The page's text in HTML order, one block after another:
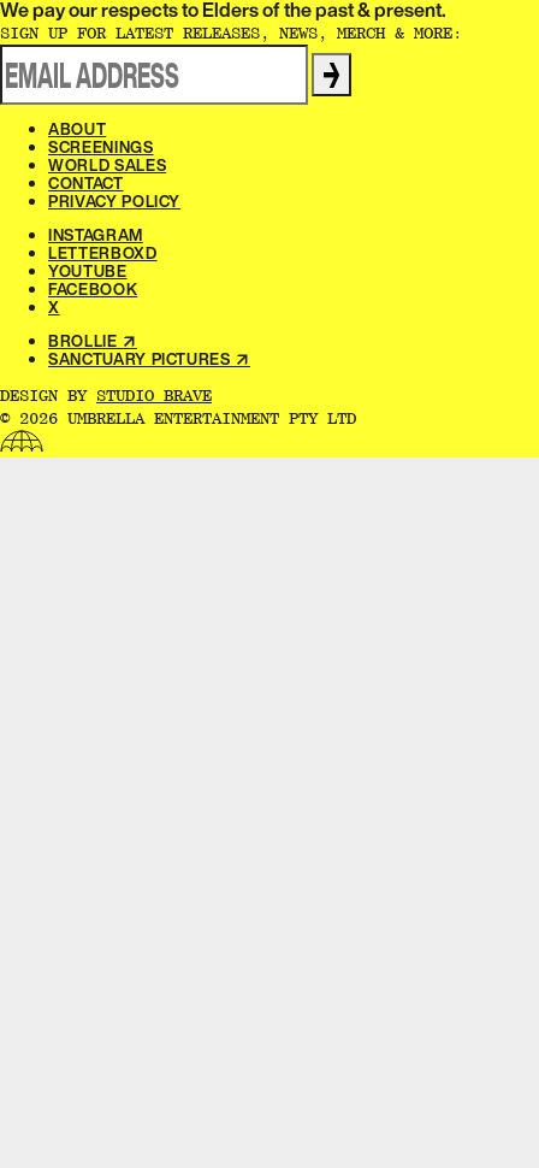
We pay our respects to Elders of the past & present.​​​​‌ ‍ ​‍​‍‌‍ ‌ ​‍‌‍‍‌‌‍‌ ‌‍‍‌‌‍ ‍​‍​‍​ ‍‍​‍​‍‌ ​ ‌‍​‌‌‍ ‍‌‍‍‌‌ ‌​‌ ‍‌​‍ ‍‌‍‍‌‌‍ ​‍​‍​‍ ​​‍​‍‌‍‍​‌ ​‍‌‍‌‌‌‍‌‍​‍​‍​ ‍‍​‍​‍‌‍‍​‌ ‌​‌ ‌​‌ ​​‌ ​ ​ ‍‍​‍ ​‍ ‌ ‌‌‌‍ ‌‌‍​‍‌ ​‍‌‍‌‌‌‍ ​‌‍ ​‌‍​‌​‍ ‍‌ ​ ‌‍​‌‌‍ ‍‌‍‍‌‌ ‌​‌ ‍‌​‍ ‍‌ ​ ‌ ‌​‌ ‌‌‌‍‌​‌‍‍‌‌‍ ​‍ ‌‍‍‌‌‍ ‍‌ ‌​‌‍‌‌‌‍ ‍‌ ‌​​‍ ‌‍‌‌‌‍‌​‌‍‍‌‌ ‌​​‍ ‌‍ ‌‌‍ ‌‍‌​‌‍‌‌​ ‌‌ ​​‌ ​‍‌‍‌‌‌ ​ ‌‍‌‌‌‍ ‍‌ ‌​‌‍​‌‌ ‌​‌‍‍‌‌‍ ‌‍ ‍​ ‍ ‌‍‍‌‌‍‌​​ ‌‌ ​ ‌‍‍‌‌ ‌​‌‍‌‌‌‌​ ‌‍‌‌‌ ‌​‌ ‌​‌‍‍‌‌‍ ‍‌‍‌ ‌ ​ ​ ‍ ‌ ‌​‌ ‍‌‌ ​​‌‍‌‌​ ‌‌ ​ ‌‍‍‌‌ ‌​‌‍‌‌‌‌​ ‌‍‌‌‌ ‌​‌ ‌​‌‍‍‌‌‍ ‍‌‍‌ ‌ ​ ​ ‍ ‌ ​​‌‍​‌‌ ‌​‌‍‍​​ ‌‌‍‌‍‌‍ ‌‍ ‌ ‌​‌‍‌‌‌ ​‍‌​​‌‌‍​ ‌‍‍ ‌‍ ‍‌‍ ‌ ‌ ‌‍ ​‌‍‌‌‌‍‌​‌‍‌ ‌‍‌‌‌‍ ‌‌‍‌‌‌‍ ‍‌ ‌​​‍‌‌​ ‌‌‌​​‍‌‌ ‌‍‍ ‌‍‌‌‌ ‍‌​‍‌‌​ ​ ‌​‌​​‍‌‌​ ​ ‌​‌​​‍‌‌​ ​‍​ ​‍​ ‌‌​ ​‌​ ​ ​ ‌‍​ ‍‌​ ​‌​ ​ ​ ​ ‌‍‌‍​ ‍​​ ‌​​ ​‌​‍‌‌​ ​‍​ ​‍​‍‌‌​ ‌‌‌​‌​​‍ ‍‌‍​ ‌‍‍​‌‍‍‌‌‍ ​‌‍‌​‌ ​‍‌‍‌‌‌‍ ‍​‍‌‌​ ‌‌‌​​‍‌‌ ‌‍‍ ‌‍‌‌‌ ‍‌​‍‌‌​ ​ ‌​‌​​‍‌‌​ ​ ‌​‌​​‍‌‌​ ​‍​ ​‍​ ‌‌‌‍‌​​ ​‍‌‍​‍​ ‌​​ ​‍‌‍‌‍​ ​‍​ ​​‌‍​‌‌‍‌​‌‍​ ​‍‌‌​ ​‍​ ​‍​‍‌‌​ ‌‌‌​‌​​‍ ‍‌ ‌​‌‍‌‌‌ ‍​‌ ‌​​ ‌‍​‍‌‍​‌‌ ​ ‌‍‌‌‌‌‌‌‌ ​‍‌‍ ​​ ‌‌‍‍​‌ ‌​‌ ‌​‌ ​​‌ ​ ​‍‌‌​ ​ ‌​​‌​‍‌‌​ ​‍‌​‌‍​‍‌‌​ ​‍‌​‌‍‌ ‌‌‌‍ ‌‌‍​‍‌ ​‍‌‍‌‌‌‍ ​‌‍ ​‌‍​‌​‍ ‍‌ ​ ‌‍​‌‌‍ ‍‌‍‍‌‌ ‌​‌ ‍‌​‍ ‍‌ ​ ‌ ‌​‌ ‌‌‌‍‌​‌‍‍‌‌‍ ​‍‌‍‌‍‍‌‌‍‌​​ ‌‌ ​ ‌‍‍‌‌ ‌​‌‍‌‌‌‌​ ‌‍‌‌‌ ‌​‌ ‌​‌‍‍‌‌‍ ‍‌‍‌ ‌ ​ ​‍‌‍‌ ‌​‌ ‍‌‌ ​​‌‍‌‌​ ‌‌ ​ ‌‍‍‌‌ ‌​‌‍‌‌‌‌​ ‌‍‌‌‌ ‌​‌ ‌​‌‍‍‌‌‍ ‍‌‍‌ ‌ ​ ​‍‌‍‌ ​​‌‍​‌‌ ‌​‌‍‍​​ ‌‌‍‌‍‌‍ ‌‍ ‌ ‌​‌‍‌‌‌ ​‍‌​​‌‌‍​ ‌‍‍ ‌‍ ‍‌‍ ‌ ‌ ‌‍ ​‌‍‌‌‌‍‌​‌‍‌ ‌‍‌‌‌‍ ‌‌‍‌‌‌‍ ‍‌ ‌​​‍‌‌​ ‌‌‌​​‍‌‌ ‌‍‍ ‌‍‌‌‌ ‍‌​‍‌‌​ ​ ‌​‌​​‍‌‌​ ​ ‌​‌​​‍‌‌​ ​‍​ ​‍​ ‌‌​ ​‌​ ​ ​ ‌‍​ ‍‌​ ​‌​ ​ ​ ​ ‌‍‌‍​ ‍​​ ‌​​ ​‌​‍‌‌​ ​‍​ ​‍​‍‌‌​ ‌‌‌​‌​​‍ ‍‌‍​ ‌‍‍​‌‍‍‌‌‍ ​‌‍‌​‌ ​‍‌‍‌‌‌‍ ‍​‍‌‌​ ‌‌‌​​‍‌‌ ‌‍‍ ‌‍‌‌‌ ‍‌​‍‌‌​ ​ ‌​‌​​‍‌‌​ ​ ‌​‌​​‍‌‌​ ​‍​ ​‍​ ‌‌‌‍‌​​ ​‍‌‍​‍​ ‌​​ ​‍‌‍‌‍​ ​‍​ ​​‌‍​‌‌‍‌​‌‍​ ​‍‌‌​ ​‍​ ​‍​‍‌‌​ ‌‌‌​‌​​‍ ‍‌ ‌​‌‍‌‌‌ ‍​‌ ‌​​‍‌‍‌ ​​‌‍‌‌‌ ​‍‌ ​ ‌ ​​‌‍‌‌‌‍​ ‌ ‌​‌‍‍‌‌ ‌‍‌‍‌‌​ ‌‌ ​​‌ ‌‌‌‍​‍‌‍ ​‌‍‍‌‌ ​ ‌‍‍​‌‍‌‌‌‍‌​​‍​‍‌ ‌
SIGN UP FOR LATEST RELEASES, NEWS, MERCH & MORE:​​​​‌ ‍ ​‍​‍‌‍ ‌ ​‍‌‍‍‌‌‍‌ ‌‍‍‌‌‍ ‍​‍​‍​ ‍‍​‍​‍‌ ​ ‌‍​‌‌‍ ‍‌‍‍‌‌ ‌​‌ ‍‌​‍ ‍‌‍‍‌‌‍ ​‍​‍​‍ ​​‍​‍‌‍‍​‌ ​‍‌‍‌‌‌‍‌‍​‍​‍​ ‍‍​‍​‍‌‍‍​‌ ‌​‌ ‌​‌ ​​‌ ​ ​ ‍‍​‍ ​‍ ‌ ‌‌‌‍ ‌‌‍​‍‌ ​‍‌‍‌‌‌‍ ​‌‍ ​‌‍​‌​‍ ‍‌ ​ ‌‍​‌‌‍ ‍‌‍‍‌‌ ‌​‌ ‍‌​‍ ‍‌ ​ ‌ ‌​‌ ‌‌‌‍‌​‌‍‍‌‌‍ ​‍ ‌‍‍‌‌‍ ‍‌ ‌​‌‍‌‌‌‍ ‍‌ ‌​​‍ ‌‍‌‌‌‍‌​‌‍‍‌‌ ‌​​‍ ‌‍ ‌‌‍ ‌‍‌​‌‍‌‌​ ‌‌ ​​‌ ​‍‌‍‌‌‌ ​ ‌‍‌‌‌‍ ‍‌ ‌​‌‍​‌‌ ‌​‌‍‍‌‌‍ ‌‍ ‍​ ‍ ‌‍‍‌‌‍‌​​ ‌‌ ​ ‌‍‍‌‌ ‌​‌‍‌‌‌‌​ ‌‍‌‌‌ ‌​‌ ‌​‌‍‍‌‌‍ ‍‌‍‌ ‌ ​ ​ ‍ ‌ ‌​‌ ‍‌‌ ​​‌‍‌‌​ ‌‌ ​ ‌‍‍‌‌ ‌​‌‍‌‌‌‌​ ‌‍‌‌‌ ‌​‌ ‌​‌‍‍‌‌‍ ‍‌‍‌ ‌ ​ ​ ‍ ‌ ​​‌‍​‌‌ ‌​‌‍‍​​ ‌‌ ​ ‌ ‌‌‌‍​‍‌ ​ ‌‍​ ‌ ​‍‌‍‍‌‌‍​‍‌‍‌‌‌‌‌​‌‍‌‌‌ ‍​‌ ‌​​ ‌‍​‍‌‍​‌‌ ​ ‌‍‌‌‌‌‌‌‌ ​‍‌‍ ​​ ‌‌‍‍​‌ ‌​‌ ‌​‌ ​​‌ ​ ​‍‌‌​ ​ ‌​​‌​‍‌‌​ ​‍‌​‌‍​‍‌‌​ ​‍‌​‌‍‌ ‌‌‌‍ ‌‌‍​‍‌ ​‍‌‍‌‌‌‍ ​‌‍ ​‌‍​‌​‍ ‍‌ ​ ‌‍​‌‌‍ ‍‌‍‍‌‌ ‌​‌ ‍‌​‍ ‍‌ ​ ‌ ‌​‌ ‌‌‌‍‌​‌‍‍‌‌‍ ​‍‌‍‌‍‍‌‌‍‌​​ ‌‌ ​ ‌‍‍‌‌ ‌​‌‍‌‌‌‌​ ‌‍‌‌‌ ‌​‌ ‌​‌‍‍‌‌‍ ‍‌‍‌ ‌ ​ ​‍‌‍‌ ‌​‌ ‍‌‌ ​​‌‍‌‌​ ‌‌ ​ ‌‍‍‌‌ ‌​‌‍‌‌‌‌​ ‌‍‌‌‌ ‌​‌ ‌​‌‍‍‌‌‍ ‍‌‍‌ ‌ ​ ​‍‌‍‌ ​​‌‍​‌‌ ‌​‌‍‍​​ ‌‌ ​ ‌ ‌‌‌‍​‍‌ ​ ‌‍​ ‌ ​‍‌‍‍‌‌‍​‍‌‍‌‌‌‌‌​‌‍‌‌‌ ‍​‌ ‌​​‍‌‍‌ ​​‌‍‌‌‌ ​‍‌ ​ ‌ ​​‌‍‌‌‌‍​ ‌ ‌​‌‍‍‌‌ ‌‍‌‍‌‌​ ‌‌ ​​‌ ‌‌‌‍​‍‌‍ ​‌‍‍‌‌ ​ ‌‍‍​‌‍‌‌‌‍‌​​‍​‍‌ ‌
→
ABOUT​​​​‌ ‍ ​‍​‍‌‍ ‌ ​‍‌‍‍‌‌‍‌ ‌‍‍‌‌‍ ‍​‍​‍​ ‍‍​‍​‍‌ ​ ‌‍​‌‌‍ ‍‌‍‍‌‌ ‌​‌ ‍‌​‍ ‍‌‍‍‌‌‍ ​‍​‍​‍ ​​‍​‍‌‍‍​‌ ​‍‌‍‌‌‌‍‌‍​‍​‍​ ‍‍​‍​‍‌‍‍​‌ ‌​‌ ‌​‌ ​​‌ ​ ​ ‍‍​‍ ​‍ ‌ ‌‌‌‍ ‌‌‍​‍‌ ​‍‌‍‌‌‌‍ ​‌‍ ​‌‍​‌​‍ ‍‌ ​ ‌‍​‌‌‍ ‍‌‍‍‌‌ ‌​‌ ‍‌​‍ ‍‌ ​ ‌ ‌​‌ ‌‌‌‍‌​‌‍‍‌‌‍ ​‍ ‌‍‍‌‌‍ ‍‌ ‌​‌‍‌‌‌‍ ‍‌ ‌​​‍ ‌‍‌‌‌‍‌​‌‍‍‌‌ ‌​​‍ ‌‍ ‌‌‍ ‌‍‌​‌‍‌‌​ ‌‌ ​​‌ ​‍‌‍‌‌‌ ​ ‌‍‌‌‌‍ ‍‌ ‌​‌‍​‌‌ ‌​‌‍‍‌‌‍ ‌‍ ‍​ ‍ ‌‍‍‌‌‍‌​​ ‌‌ ​ ‌‍‍‌‌ ‌​‌‍‌‌‌‌​ ‌‍‌‌‌ ‌​‌ ‌​‌‍‍‌‌‍ ‍‌‍‌ ‌ ​ ​ ‍ ‌ ‌​‌ ‍‌‌ ​​‌‍‌‌​ ‌‌ ​ ‌‍‍‌‌ ‌​‌‍‌‌‌‌​ ‌‍‌‌‌ ‌​‌ ‌​‌‍‍‌‌‍ ‍‌‍‌ ‌ ​ ​ ‍ ‌ ​​‌‍​‌‌ ‌​‌‍‍​​ ‌‌‍‌‍‌‍ ‌‍ ‌ ‌​‌‍‌‌‌ ​‍‌​ ‌‌‍‌‌‌‍ ‍‌ ‌‌​‍‌‌​ ‌‌‌​​‍‌‌ ‌‍‍ ‌‍‌‌‌ ‍‌​‍‌‌​ ​ ‌​‌​​‍‌‌​ ​ ‌​‌​​‍‌‌​ ​‍​ ​‍​ ​‍​ ​​​ ​‌​ ​​​ ​ ​ ​​​ ​‍​ ​ ​‍ ‌​ ‌​​ ‌​​ ‌​‌‍‌‌​‍ ‌​ ‌​‌‍​‌‌‍​‍​ ​‌​‍ ‌‌‍​‍​ ‍‌‌‍​‌​ ‌‌​‍ ‌​ ‌‍​ ​​​ ‍​​ ‌ ‌‍‌‌​ ​​​ ​ ​ ‍‌‌‍​‌‌‍‌​​ ​‍​ ​ ​‍‌‌​ ​‍​ ​‍​‍‌‌​ ‌‌‌​‌​​‍ ‍‌ ‌​‌‍‍‌‌ ‌​‌‍ ​‌‍‌‌​ ‌‍​‍‌‍​‌‌ ​ ‌‍‌‌‌‌‌‌‌ ​‍‌‍ ​​ ‌‌‍‍​‌ ‌​‌ ‌​‌ ​​‌ ​ ​‍‌‌​ ​ ‌​​‌​‍‌‌​ ​‍‌​‌‍​‍‌‌​ ​‍‌​‌‍‌ ‌‌‌‍ ‌‌‍​‍‌ ​‍‌‍‌‌‌‍ ​‌‍ ​‌‍​‌​‍ ‍‌ ​ ‌‍​‌‌‍ ‍‌‍‍‌‌ ‌​‌ ‍‌​‍ ‍‌ ​ ‌ ‌​‌ ‌‌‌‍‌​‌‍‍‌‌‍ ​‍‌‍‌‍‍‌‌‍‌​​ ‌‌ ​ ‌‍‍‌‌ ‌​‌‍‌‌‌‌​ ‌‍‌‌‌ ‌​‌ ‌​‌‍‍‌‌‍ ‍‌‍‌ ‌ ​ ​‍‌‍‌ ‌​‌ ‍‌‌ ​​‌‍‌‌​ ‌‌ ​ ‌‍‍‌‌ ‌​‌‍‌‌‌‌​ ‌‍‌‌‌ ‌​‌ ‌​‌‍‍‌‌‍ ‍‌‍‌ ‌ ​ ​‍‌‍‌ ​​‌‍​‌‌ ‌​‌‍‍​​ ‌‌‍‌‍‌‍ ‌‍ ‌ ‌​‌‍‌‌‌ ​‍‌​ ‌‌‍‌‌‌‍ ‍‌ ‌‌​‍‌‌​ ‌‌‌​​‍‌‌ ‌‍‍ ‌‍‌‌‌ ‍‌​‍‌‌​ ​ ‌​‌​​‍‌‌​ ​ ‌​‌​​‍‌‌​ ​‍​ ​‍​ ​‍​ ​​​ ​‌​ ​​​ ​ ​ ​​​ ​‍​ ​ ​‍ ‌​ ‌​​ ‌​​ ‌​‌‍‌‌​‍ ‌​ ‌​‌‍​‌‌‍​‍​ ​‌​‍ ‌‌‍​‍​ ‍‌‌‍​‌​ ‌‌​‍ ‌​ ‌‍​ ​​​ ‍​​ ‌ ‌‍‌‌​ ​​​ ​ ​ ‍‌‌‍​‌‌‍‌​​ ​‍​ ​ ​‍‌‌​ ​‍​ ​‍​‍‌‌​ ‌‌‌​‌​​‍ ‍‌ ‌​‌‍‍‌‌ ‌​‌‍ ​‌‍‌‌​‍‌‍‌ ​​‌‍‌‌‌ ​‍‌ ​ ‌ ​​‌‍‌‌‌‍​ ‌ ‌​‌‍‍‌‌ ‌‍‌‍‌‌​ ‌‌ ​​‌ ‌‌‌‍​‍‌‍ ​‌‍‍‌‌ ​ ‌‍‍​‌‍‌‌‌‍‌​​‍​‍‌ ‌
SCREENINGS​​​​‌ ‍ ​‍​‍‌‍ ‌ ​‍‌‍‍‌‌‍‌ ‌‍‍‌‌‍ ‍​‍​‍​ ‍‍​‍​‍‌ ​ ‌‍​‌‌‍ ‍‌‍‍‌‌ ‌​‌ ‍‌​‍ ‍‌‍‍‌‌‍ ​‍​‍​‍ ​​‍​‍‌‍‍​‌ ​‍‌‍‌‌‌‍‌‍​‍​‍​ ‍‍​‍​‍‌‍‍​‌ ‌​‌ ‌​‌ ​​‌ ​ ​ ‍‍​‍ ​‍ ‌ ‌‌‌‍ ‌‌‍​‍‌ ​‍‌‍‌‌‌‍ ​‌‍ ​‌‍​‌​‍ ‍‌ ​ ‌‍​‌‌‍ ‍‌‍‍‌‌ ‌​‌ ‍‌​‍ ‍‌ ​ ‌ ‌​‌ ‌‌‌‍‌​‌‍‍‌‌‍ ​‍ ‌‍‍‌‌‍ ‍‌ ‌​‌‍‌‌‌‍ ‍‌ ‌​​‍ ‌‍‌‌‌‍‌​‌‍‍‌‌ ‌​​‍ ‌‍ ‌‌‍ ‌‍‌​‌‍‌‌​ ‌‌ ​​‌ ​‍‌‍‌‌‌ ​ ‌‍‌‌‌‍ ‍‌ ‌​‌‍​‌‌ ‌​‌‍‍‌‌‍ ‌‍ ‍​ ‍ ‌‍‍‌‌‍‌​​ ‌‌ ​ ‌‍‍‌‌ ‌​‌‍‌‌‌‌​ ‌‍‌‌‌ ‌​‌ ‌​‌‍‍‌‌‍ ‍‌‍‌ ‌ ​ ​ ‍ ‌ ‌​‌ ‍‌‌ ​​‌‍‌‌​ ‌‌ ​ ‌‍‍‌‌ ‌​‌‍‌‌‌‌​ ‌‍‌‌‌ ‌​‌ ‌​‌‍‍‌‌‍ ‍‌‍‌ ‌ ​ ​ ‍ ‌ ​​‌‍​‌‌ ‌​‌‍‍​​ ‌‌‍‌‍‌‍ ‌‍ ‌ ‌​‌‍‌‌‌ ​‍‌​ ‌‌‍‌‌‌‍ ‍‌ ‌‌​‍‌‌​ ‌‌‌​​‍‌‌ ‌‍‍ ‌‍‌‌‌ ‍‌​‍‌‌​ ​ ‌​‌​​‍‌‌​ ​ ‌​‌​​‍‌‌​ ​‍​ ​‍‌‍‌​​ ‍​​ ​‍‌‍‌​‌‍​‍​ ‍​​ ‍‌​ ​ ​ ​‍​ ​‌​ ​‌‌‍​‌​‍‌‌​ ​‍​ ​‍​‍‌‌​ ‌‌‌​‌​​‍ ‍‌ ‌​‌‍‍‌‌ ‌​‌‍ ​‌‍‌‌​ ‌‍​‍‌‍​‌‌ ​ ‌‍‌‌‌‌‌‌‌ ​‍‌‍ ​​ ‌‌‍‍​‌ ‌​‌ ‌​‌ ​​‌ ​ ​‍‌‌​ ​ ‌​​‌​‍‌‌​ ​‍‌​‌‍​‍‌‌​ ​‍‌​‌‍‌ ‌‌‌‍ ‌‌‍​‍‌ ​‍‌‍‌‌‌‍ ​‌‍ ​‌‍​‌​‍ ‍‌ ​ ‌‍​‌‌‍ ‍‌‍‍‌‌ ‌​‌ ‍‌​‍ ‍‌ ​ ‌ ‌​‌ ‌‌‌‍‌​‌‍‍‌‌‍ ​‍‌‍‌‍‍‌‌‍‌​​ ‌‌ ​ ‌‍‍‌‌ ‌​‌‍‌‌‌‌​ ‌‍‌‌‌ ‌​‌ ‌​‌‍‍‌‌‍ ‍‌‍‌ ‌ ​ ​‍‌‍‌ ‌​‌ ‍‌‌ ​​‌‍‌‌​ ‌‌ ​ ‌‍‍‌‌ ‌​‌‍‌‌‌‌​ ‌‍‌‌‌ ‌​‌ ‌​‌‍‍‌‌‍ ‍‌‍‌ ‌ ​ ​‍‌‍‌ ​​‌‍​‌‌ ‌​‌‍‍​​ ‌‌‍‌‍‌‍ ‌‍ ‌ ‌​‌‍‌‌‌ ​‍‌​ ‌‌‍‌‌‌‍ ‍‌ ‌‌​‍‌‌​ ‌‌‌​​‍‌‌ ‌‍‍ ‌‍‌‌‌ ‍‌​‍‌‌​ ​ ‌​‌​​‍‌‌​ ​ ‌​‌​​‍‌‌​ ​‍​ ​‍‌‍‌​​ ‍​​ ​‍‌‍‌​‌‍​‍​ ‍​​ ‍‌​ ​ ​ ​‍​ ​‌​ ​‌‌‍​‌​‍‌‌​ ​‍​ ​‍​‍‌‌​ ‌‌‌​‌​​‍ ‍‌ ‌​‌‍‍‌‌ ‌​‌‍ ​‌‍‌‌​‍‌‍‌ ​​‌‍‌‌‌ ​‍‌ ​ ‌ ​​‌‍‌‌‌‍​ ‌ ‌​‌‍‍‌‌ ‌‍‌‍‌‌​ ‌‌ ​​‌ ‌‌‌‍​‍‌‍ ​‌‍‍‌‌ ​ ‌‍‍​‌‍‌‌‌‍‌​​‍​‍‌ ‌
WORLD SALES​​​​‌ ‍ ​‍​‍‌‍ ‌ ​‍‌‍‍‌‌‍‌ ‌‍‍‌‌‍ ‍​‍​‍​ ‍‍​‍​‍‌ ​ ‌‍​‌‌‍ ‍‌‍‍‌‌ ‌​‌ ‍‌​‍ ‍‌‍‍‌‌‍ ​‍​‍​‍ ​​‍​‍‌‍‍​‌ ​‍‌‍‌‌‌‍‌‍​‍​‍​ ‍‍​‍​‍‌‍‍​‌ ‌​‌ ‌​‌ ​​‌ ​ ​ ‍‍​‍ ​‍ ‌ ‌‌‌‍ ‌‌‍​‍‌ ​‍‌‍‌‌‌‍ ​‌‍ ​‌‍​‌​‍ ‍‌ ​ ‌‍​‌‌‍ ‍‌‍‍‌‌ ‌​‌ ‍‌​‍ ‍‌ ​ ‌ ‌​‌ ‌‌‌‍‌​‌‍‍‌‌‍ ​‍ ‌‍‍‌‌‍ ‍‌ ‌​‌‍‌‌‌‍ ‍‌ ‌​​‍ ‌‍‌‌‌‍‌​‌‍‍‌‌ ‌​​‍ ‌‍ ‌‌‍ ‌‍‌​‌‍‌‌​ ‌‌ ​​‌ ​‍‌‍‌‌‌ ​ ‌‍‌‌‌‍ ‍‌ ‌​‌‍​‌‌ ‌​‌‍‍‌‌‍ ‌‍ ‍​ ‍ ‌‍‍‌‌‍‌​​ ‌‌ ​ ‌‍‍‌‌ ‌​‌‍‌‌‌‌​ ‌‍‌‌‌ ‌​‌ ‌​‌‍‍‌‌‍ ‍‌‍‌ ‌ ​ ​ ‍ ‌ ‌​‌ ‍‌‌ ​​‌‍‌‌​ ‌‌ ​ ‌‍‍‌‌ ‌​‌‍‌‌‌‌​ ‌‍‌‌‌ ‌​‌ ‌​‌‍‍‌‌‍ ‍‌‍‌ ‌ ​ ​ ‍ ‌ ​​‌‍​‌‌ ‌​‌‍‍​​ ‌‌‍‌‍‌‍ ‌‍ ‌ ‌​‌‍‌‌‌ ​‍‌​ ‌‌‍‌‌‌‍ ‍‌ ‌‌​‍‌‌​ ‌‌‌​​‍‌‌ ‌‍‍ ‌‍‌‌‌ ‍‌​‍‌‌​ ​ ‌​‌​​‍‌‌​ ​ ‌​‌​​‍‌‌​ ​‍​ ​‍​ ​‌​ ​​​ ​ ​ ‍​​ ​‌​ ​​​ ​‍​ ‌​​‍ ‌‌‍​‌‌‍‌​‌‍‌​‌‍​ ​‍ ‌​ ‌​​ ‍‌​ ​ ​ ‌​​‍ ‌‌‍​‌​ ​‌​ ‌​‌‍​ ​‍ ‌‌‍‌‌​ ​‌​ ‌‍​ ‌‌​ ​ ​ ‍‌​ ‍​​ ‌‍‌‍‌‍‌‍​ ‌‍‌‌​ ​‍​‍‌‌​ ​‍​ ​‍​‍‌‌​ ‌‌‌​‌​​‍ ‍‌ ‌​‌‍‍‌‌ ‌​‌‍ ​‌‍‌‌​ ‌‍​‍‌‍​‌‌ ​ ‌‍‌‌‌‌‌‌‌ ​‍‌‍ ​​ ‌‌‍‍​‌ ‌​‌ ‌​‌ ​​‌ ​ ​‍‌‌​ ​ ‌​​‌​‍‌‌​ ​‍‌​‌‍​‍‌‌​ ​‍‌​‌‍‌ ‌‌‌‍ ‌‌‍​‍‌ ​‍‌‍‌‌‌‍ ​‌‍ ​‌‍​‌​‍ ‍‌ ​ ‌‍​‌‌‍ ‍‌‍‍‌‌ ‌​‌ ‍‌​‍ ‍‌ ​ ‌ ‌​‌ ‌‌‌‍‌​‌‍‍‌‌‍ ​‍‌‍‌‍‍‌‌‍‌​​ ‌‌ ​ ‌‍‍‌‌ ‌​‌‍‌‌‌‌​ ‌‍‌‌‌ ‌​‌ ‌​‌‍‍‌‌‍ ‍‌‍‌ ‌ ​ ​‍‌‍‌ ‌​‌ ‍‌‌ ​​‌‍‌‌​ ‌‌ ​ ‌‍‍‌‌ ‌​‌‍‌‌‌‌​ ‌‍‌‌‌ ‌​‌ ‌​‌‍‍‌‌‍ ‍‌‍‌ ‌ ​ ​‍‌‍‌ ​​‌‍​‌‌ ‌​‌‍‍​​ ‌‌‍‌‍‌‍ ‌‍ ‌ ‌​‌‍‌‌‌ ​‍‌​ ‌‌‍‌‌‌‍ ‍‌ ‌‌​‍‌‌​ ‌‌‌​​‍‌‌ ‌‍‍ ‌‍‌‌‌ ‍‌​‍‌‌​ ​ ‌​‌​​‍‌‌​ ​ ‌​‌​​‍‌‌​ ​‍​ ​‍​ ​‌​ ​​​ ​ ​ ‍​​ ​‌​ ​​​ ​‍​ ‌​​‍ ‌‌‍​‌‌‍‌​‌‍‌​‌‍​ ​‍ ‌​ ‌​​ ‍‌​ ​ ​ ‌​​‍ ‌‌‍​‌​ ​‌​ ‌​‌‍​ ​‍ ‌‌‍‌‌​ ​‌​ ‌‍​ ‌‌​ ​ ​ ‍‌​ ‍​​ ‌‍‌‍‌‍‌‍​ ‌‍‌‌​ ​‍​‍‌‌​ ​‍​ ​‍​‍‌‌​ ‌‌‌​‌​​‍ ‍‌ ‌​‌‍‍‌‌ ‌​‌‍ ​‌‍‌‌​‍‌‍‌ ​​‌‍‌‌‌ ​‍‌ ​ ‌ ​​‌‍‌‌‌‍​ ‌ ‌​‌‍‍‌‌ ‌‍‌‍‌‌​ ‌‌ ​​‌ ‌‌‌‍​‍‌‍ ​‌‍‍‌‌ ​ ‌‍‍​‌‍‌‌‌‍‌​​‍​‍‌ ‌
CONTACT​​​​‌ ‍ ​‍​‍‌‍ ‌ ​‍‌‍‍‌‌‍‌ ‌‍‍‌‌‍ ‍​‍​‍​ ‍‍​‍​‍‌ ​ ‌‍​‌‌‍ ‍‌‍‍‌‌ ‌​‌ ‍‌​‍ ‍‌‍‍‌‌‍ ​‍​‍​‍ ​​‍​‍‌‍‍​‌ ​‍‌‍‌‌‌‍‌‍​‍​‍​ ‍‍​‍​‍‌‍‍​‌ ‌​‌ ‌​‌ ​​‌ ​ ​ ‍‍​‍ ​‍ ‌ ‌‌‌‍ ‌‌‍​‍‌ ​‍‌‍‌‌‌‍ ​‌‍ ​‌‍​‌​‍ ‍‌ ​ ‌‍​‌‌‍ ‍‌‍‍‌‌ ‌​‌ ‍‌​‍ ‍‌ ​ ‌ ‌​‌ ‌‌‌‍‌​‌‍‍‌‌‍ ​‍ ‌‍‍‌‌‍ ‍‌ ‌​‌‍‌‌‌‍ ‍‌ ‌​​‍ ‌‍‌‌‌‍‌​‌‍‍‌‌ ‌​​‍ ‌‍ ‌‌‍ ‌‍‌​‌‍‌‌​ ‌‌ ​​‌ ​‍‌‍‌‌‌ ​ ‌‍‌‌‌‍ ‍‌ ‌​‌‍​‌‌ ‌​‌‍‍‌‌‍ ‌‍ ‍​ ‍ ‌‍‍‌‌‍‌​​ ‌‌ ​ ‌‍‍‌‌ ‌​‌‍‌‌‌‌​ ‌‍‌‌‌ ‌​‌ ‌​‌‍‍‌‌‍ ‍‌‍‌ ‌ ​ ​ ‍ ‌ ‌​‌ ‍‌‌ ​​‌‍‌‌​ ‌‌ ​ ‌‍‍‌‌ ‌​‌‍‌‌‌‌​ ‌‍‌‌‌ ‌​‌ ‌​‌‍‍‌‌‍ ‍‌‍‌ ‌ ​ ​ ‍ ‌ ​​‌‍​‌‌ ‌​‌‍‍​​ ‌‌‍‌‍‌‍ ‌‍ ‌ ‌​‌‍‌‌‌ ​‍‌​ ‌‌‍‌‌‌‍ ‍‌ ‌‌​‍‌‌​ ‌‌‌​​‍‌‌ ‌‍‍ ‌‍‌‌‌ ‍‌​‍‌‌​ ​ ‌​‌​​‍‌‌​ ​ ‌​‌​​‍‌‌​ ​‍​ ​‍​ ​ ‌‍​ ​ ​‍​ ‌ ​ ‍​​ ‌​​ ‌​‌‍​‍​‍ ‌‌‍‌​‌‍‌‍‌‍​ ​ ‌‍​‍ ‌​ ‌​‌‍​‌‌‍​‍​ ​‍​‍ ‌‌‍​‌‌‍​‍​ ​​​ ‌​​‍ ‌‌‍‌‍​ ​​‌‍‌​​ ‌​​ ‌‌‌‍‌​​ ‍​​ ​‌‌‍​ ​ ‌‌‌‍​‌​ ‍​​‍‌‌​ ​‍​ ​‍​‍‌‌​ ‌‌‌​‌​​‍ ‍‌ ‌​‌‍‍‌‌ ‌​‌‍ ​‌‍‌‌​ ‌‍​‍‌‍​‌‌ ​ ‌‍‌‌‌‌‌‌‌ ​‍‌‍ ​​ ‌‌‍‍​‌ ‌​‌ ‌​‌ ​​‌ ​ ​‍‌‌​ ​ ‌​​‌​‍‌‌​ ​‍‌​‌‍​‍‌‌​ ​‍‌​‌‍‌ ‌‌‌‍ ‌‌‍​‍‌ ​‍‌‍‌‌‌‍ ​‌‍ ​‌‍​‌​‍ ‍‌ ​ ‌‍​‌‌‍ ‍‌‍‍‌‌ ‌​‌ ‍‌​‍ ‍‌ ​ ‌ ‌​‌ ‌‌‌‍‌​‌‍‍‌‌‍ ​‍‌‍‌‍‍‌‌‍‌​​ ‌‌ ​ ‌‍‍‌‌ ‌​‌‍‌‌‌‌​ ‌‍‌‌‌ ‌​‌ ‌​‌‍‍‌‌‍ ‍‌‍‌ ‌ ​ ​‍‌‍‌ ‌​‌ ‍‌‌ ​​‌‍‌‌​ ‌‌ ​ ‌‍‍‌‌ ‌​‌‍‌‌‌‌​ ‌‍‌‌‌ ‌​‌ ‌​‌‍‍‌‌‍ ‍‌‍‌ ‌ ​ ​‍‌‍‌ ​​‌‍​‌‌ ‌​‌‍‍​​ ‌‌‍‌‍‌‍ ‌‍ ‌ ‌​‌‍‌‌‌ ​‍‌​ ‌‌‍‌‌‌‍ ‍‌ ‌‌​‍‌‌​ ‌‌‌​​‍‌‌ ‌‍‍ ‌‍‌‌‌ ‍‌​‍‌‌​ ​ ‌​‌​​‍‌‌​ ​ ‌​‌​​‍‌‌​ ​‍​ ​‍​ ​ ‌‍​ ​ ​‍​ ‌ ​ ‍​​ ‌​​ ‌​‌‍​‍​‍ ‌‌‍‌​‌‍‌‍‌‍​ ​ ‌‍​‍ ‌​ ‌​‌‍​‌‌‍​‍​ ​‍​‍ ‌‌‍​‌‌‍​‍​ ​​​ ‌​​‍ ‌‌‍‌‍​ ​​‌‍‌​​ ‌​​ ‌‌‌‍‌​​ ‍​​ ​‌‌‍​ ​ ‌‌‌‍​‌​ ‍​​‍‌‌​ ​‍​ ​‍​‍‌‌​ ‌‌‌​‌​​‍ ‍‌ ‌​‌‍‍‌‌ ‌​‌‍ ​‌‍‌‌​‍‌‍‌ ​​‌‍‌‌‌ ​‍‌ ​ ‌ ​​‌‍‌‌‌‍​ ‌ ‌​‌‍‍‌‌ ‌‍‌‍‌‌​ ‌‌ ​​‌ ‌‌‌‍​‍‌‍ ​‌‍‍‌‌ ​ ‌‍‍​‌‍‌‌‌‍‌​​‍​‍‌ ‌
PRIVACY POLICY​​​​‌ ‍ ​‍​‍‌‍ ‌ ​‍‌‍‍‌‌‍‌ ‌‍‍‌‌‍ ‍​‍​‍​ ‍‍​‍​‍‌ ​ ‌‍​‌‌‍ ‍‌‍‍‌‌ ‌​‌ ‍‌​‍ ‍‌‍‍‌‌‍ ​‍​‍​‍ ​​‍​‍‌‍‍​‌ ​‍‌‍‌‌‌‍‌‍​‍​‍​ ‍‍​‍​‍‌‍‍​‌ ‌​‌ ‌​‌ ​​‌ ​ ​ ‍‍​‍ ​‍ ‌ ‌‌‌‍ ‌‌‍​‍‌ ​‍‌‍‌‌‌‍ ​‌‍ ​‌‍​‌​‍ ‍‌ ​ ‌‍​‌‌‍ ‍‌‍‍‌‌ ‌​‌ ‍‌​‍ ‍‌ ​ ‌ ‌​‌ ‌‌‌‍‌​‌‍‍‌‌‍ ​‍ ‌‍‍‌‌‍ ‍‌ ‌​‌‍‌‌‌‍ ‍‌ ‌​​‍ ‌‍‌‌‌‍‌​‌‍‍‌‌ ‌​​‍ ‌‍ ‌‌‍ ‌‍‌​‌‍‌‌​ ‌‌ ​​‌ ​‍‌‍‌‌‌ ​ ‌‍‌‌‌‍ ‍‌ ‌​‌‍​‌‌ ‌​‌‍‍‌‌‍ ‌‍ ‍​ ‍ ‌‍‍‌‌‍‌​​ ‌‌ ​ ‌‍‍‌‌ ‌​‌‍‌‌‌‌​ ‌‍‌‌‌ ‌​‌ ‌​‌‍‍‌‌‍ ‍‌‍‌ ‌ ​ ​ ‍ ‌ ‌​‌ ‍‌‌ ​​‌‍‌‌​ ‌‌ ​ ‌‍‍‌‌ ‌​‌‍‌‌‌‌​ ‌‍‌‌‌ ‌​‌ ‌​‌‍‍‌‌‍ ‍‌‍‌ ‌ ​ ​ ‍ ‌ ​​‌‍​‌‌ ‌​‌‍‍​​ ‌‌‍‌‍‌‍ ‌‍ ‌ ‌​‌‍‌‌‌ ​‍‌​ ‌‌‍‌‌‌‍ ‍‌ ‌‌​‍‌‌​ ‌‌‌​​‍‌‌ ‌‍‍ ‌‍‌‌‌ ‍‌​‍‌‌​ ​ ‌​‌​​‍‌‌​ ​ ‌​‌​​‍‌‌​ ​‍​ ​‍‌‍‌‍‌‍​‍‌‍​‌​ ‍​​ ‌‌​ ‍‌​ ‌‍​ ‍‌​‍ ‌​ ‌‌​ ​​​ ‌ ‌‍‌‍​‍ ‌​ ‌​​ ‌​​ ​‍‌‍​‌​‍ ‌​ ‍‌​ ‌‌‌‍‌‌​ ‌ ​‍ ‌‌‍‌‍‌‍‌‌​ ‍​​ ‌​‌‍‌​​ ​‌​ ‍‌​ ​‌​ ‌‌​ ‍​​ ​ ‌‍​‌​‍‌‌​ ​‍​ ​‍​‍‌‌​ ‌‌‌​‌​​‍ ‍‌ ‌​‌‍‍‌‌ ‌​‌‍ ​‌‍‌‌​ ‌‍​‍‌‍​‌‌ ​ ‌‍‌‌‌‌‌‌‌ ​‍‌‍ ​​ ‌‌‍‍​‌ ‌​‌ ‌​‌ ​​‌ ​ ​‍‌‌​ ​ ‌​​‌​‍‌‌​ ​‍‌​‌‍​‍‌‌​ ​‍‌​‌‍‌ ‌‌‌‍ ‌‌‍​‍‌ ​‍‌‍‌‌‌‍ ​‌‍ ​‌‍​‌​‍ ‍‌ ​ ‌‍​‌‌‍ ‍‌‍‍‌‌ ‌​‌ ‍‌​‍ ‍‌ ​ ‌ ‌​‌ ‌‌‌‍‌​‌‍‍‌‌‍ ​‍‌‍‌‍‍‌‌‍‌​​ ‌‌ ​ ‌‍‍‌‌ ‌​‌‍‌‌‌‌​ ‌‍‌‌‌ ‌​‌ ‌​‌‍‍‌‌‍ ‍‌‍‌ ‌ ​ ​‍‌‍‌ ‌​‌ ‍‌‌ ​​‌‍‌‌​ ‌‌ ​ ‌‍‍‌‌ ‌​‌‍‌‌‌‌​ ‌‍‌‌‌ ‌​‌ ‌​‌‍‍‌‌‍ ‍‌‍‌ ‌ ​ ​‍‌‍‌ ​​‌‍​‌‌ ‌​‌‍‍​​ ‌‌‍‌‍‌‍ ‌‍ ‌ ‌​‌‍‌‌‌ ​‍‌​ ‌‌‍‌‌‌‍ ‍‌ ‌‌​‍‌‌​ ‌‌‌​​‍‌‌ ‌‍‍ ‌‍‌‌‌ ‍‌​‍‌‌​ ​ ‌​‌​​‍‌‌​ ​ ‌​‌​​‍‌‌​ ​‍​ ​‍‌‍‌‍‌‍​‍‌‍​‌​ ‍​​ ‌‌​ ‍‌​ ‌‍​ ‍‌​‍ ‌​ ‌‌​ ​​​ ‌ ‌‍‌‍​‍ ‌​ ‌​​ ‌​​ ​‍‌‍​‌​‍ ‌​ ‍‌​ ‌‌‌‍‌‌​ ‌ ​‍ ‌‌‍‌‍‌‍‌‌​ ‍​​ ‌​‌‍‌​​ ​‌​ ‍‌​ ​‌​ ‌‌​ ‍​​ ​ ‌‍​‌​‍‌‌​ ​‍​ ​‍​‍‌‌​ ‌‌‌​‌​​‍ ‍‌ ‌​‌‍‍‌‌ ‌​‌‍ ​‌‍‌‌​‍‌‍‌ ​​‌‍‌‌‌ ​‍‌ ​ ‌ ​​‌‍‌‌‌‍​ ‌ ‌​‌‍‍‌‌ ‌‍‌‍‌‌​ ‌‌ ​​‌ ‌‌‌‍​‍‌‍ ​‌‍‍‌‌ ​ ‌‍‍​‌‍‌‌‌‍‌​​‍​‍‌ ‌
INSTAGRAM​​​​‌ ‍ ​‍​‍‌‍ ‌ ​‍‌‍‍‌‌‍‌ ‌‍‍‌‌‍ ‍​‍​‍​ ‍‍​‍​‍‌ ​ ‌‍​‌‌‍ ‍‌‍‍‌‌ ‌​‌ ‍‌​‍ ‍‌‍‍‌‌‍ ​‍​‍​‍ ​​‍​‍‌‍‍​‌ ​‍‌‍‌‌‌‍‌‍​‍​‍​ ‍‍​‍​‍‌‍‍​‌ ‌​‌ ‌​‌ ​​‌ ​ ​ ‍‍​‍ ​‍ ‌ ‌‌‌‍ ‌‌‍​‍‌ ​‍‌‍‌‌‌‍ ​‌‍ ​‌‍​‌​‍ ‍‌ ​ ‌‍​‌‌‍ ‍‌‍‍‌‌ ‌​‌ ‍‌​‍ ‍‌ ​ ‌ ‌​‌ ‌‌‌‍‌​‌‍‍‌‌‍ ​‍ ‌‍‍‌‌‍ ‍‌ ‌​‌‍‌‌‌‍ ‍‌ ‌​​‍ ‌‍‌‌‌‍‌​‌‍‍‌‌ ‌​​‍ ‌‍ ‌‌‍ ‌‍‌​‌‍‌‌​ ‌‌ ​​‌ ​‍‌‍‌‌‌ ​ ‌‍‌‌‌‍ ‍‌ ‌​‌‍​‌‌ ‌​‌‍‍‌‌‍ ‌‍ ‍​ ‍ ‌‍‍‌‌‍‌​​ ‌‌ ​ ‌‍‍‌‌ ‌​‌‍‌‌‌‌​ ‌‍‌‌‌ ‌​‌ ‌​‌‍‍‌‌‍ ‍‌‍‌ ‌ ​ ​ ‍ ‌ ‌​‌ ‍‌‌ ​​‌‍‌‌​ ‌‌ ​ ‌‍‍‌‌ ‌​‌‍‌‌‌‌​ ‌‍‌‌‌ ‌​‌ ‌​‌‍‍‌‌‍ ‍‌‍‌ ‌ ​ ​ ‍ ‌ ​​‌‍​‌‌ ‌​‌‍‍​​ ‌‌ ​ ‌‍ ‌‍​ ‌‍‍‌‌‍​‌‌‍ ​‌​ ​‌‍‍‌‌‍ ‍‌‍‍ ‌ ​ ​‍‌‌​ ‌‌‌​​‍‌‌ ‌‍‍ ‌‍‌‌‌ ‍‌​‍‌‌​ ​ ‌​‌​​‍‌‌​ ​ ‌​‌​​‍‌‌​ ​‍​ ​‍​ ‍​​ ​​​ ‌‌‌‍​‌​ ​​​ ‌​‌‍‌‌​ ‌ ​‍ ‌‌‍​‌​ ‍‌​ ​ ​ ​ ​‍ ‌​ ‌​​ ‌‌​ ‍‌‌‍​‍​‍ ‌‌‍​‌‌‍​‍‌‍‌​​ ‌‌​‍ ‌‌‍​‌‌‍​‍‌‍​‍‌‍‌‌‌‍​‍‌‍​‍​ ‍‌​ ​‌​ ‍‌​ ‌​​ ‌‍​ ‌‍​‍‌‌​ ​‍​ ​‍​‍‌‌​ ‌‌‌​‌​​‍ ‍‌ ‌​‌‍‍‌‌ ‌​‌‍ ​‌‍‌‌​ ‌‍​‍‌‍​‌‌ ​ ‌‍‌‌‌‌‌‌‌ ​‍‌‍ ​​ ‌‌‍‍​‌ ‌​‌ ‌​‌ ​​‌ ​ ​‍‌‌​ ​ ‌​​‌​‍‌‌​ ​‍‌​‌‍​‍‌‌​ ​‍‌​‌‍‌ ‌‌‌‍ ‌‌‍​‍‌ ​‍‌‍‌‌‌‍ ​‌‍ ​‌‍​‌​‍ ‍‌ ​ ‌‍​‌‌‍ ‍‌‍‍‌‌ ‌​‌ ‍‌​‍ ‍‌ ​ ‌ ‌​‌ ‌‌‌‍‌​‌‍‍‌‌‍ ​‍‌‍‌‍‍‌‌‍‌​​ ‌‌ ​ ‌‍‍‌‌ ‌​‌‍‌‌‌‌​ ‌‍‌‌‌ ‌​‌ ‌​‌‍‍‌‌‍ ‍‌‍‌ ‌ ​ ​‍‌‍‌ ‌​‌ ‍‌‌ ​​‌‍‌‌​ ‌‌ ​ ‌‍‍‌‌ ‌​‌‍‌‌‌‌​ ‌‍‌‌‌ ‌​‌ ‌​‌‍‍‌‌‍ ‍‌‍‌ ‌ ​ ​‍‌‍‌ ​​‌‍​‌‌ ‌​‌‍‍​​ ‌‌ ​ ‌‍ ‌‍​ ‌‍‍‌‌‍​‌‌‍ ​‌​ ​‌‍‍‌‌‍ ‍‌‍‍ ‌ ​ ​‍‌‌​ ‌‌‌​​‍‌‌ ‌‍‍ ‌‍‌‌‌ ‍‌​‍‌‌​ ​ ‌​‌​​‍‌‌​ ​ ‌​‌​​‍‌‌​ ​‍​ ​‍​ ‍​​ ​​​ ‌‌‌‍​‌​ ​​​ ‌​‌‍‌‌​ ‌ ​‍ ‌‌‍​‌​ ‍‌​ ​ ​ ​ ​‍ ‌​ ‌​​ ‌‌​ ‍‌‌‍​‍​‍ ‌‌‍​‌‌‍​‍‌‍‌​​ ‌‌​‍ ‌‌‍​‌‌‍​‍‌‍​‍‌‍‌‌‌‍​‍‌‍​‍​ ‍‌​ ​‌​ ‍‌​ ‌​​ ‌‍​ ‌‍​‍‌‌​ ​‍​ ​‍​‍‌‌​ ‌‌‌​‌​​‍ ‍‌ ‌​‌‍‍‌‌ ‌​‌‍ ​‌‍‌‌​‍‌‍‌ ​​‌‍‌‌‌ ​‍‌ ​ ‌ ​​‌‍‌‌‌‍​ ‌ ‌​‌‍‍‌‌ ‌‍‌‍‌‌​ ‌‌ ​​‌ ‌‌‌‍​‍‌‍ ​‌‍‍‌‌ ​ ‌‍‍​‌‍‌‌‌‍‌​​‍​‍‌ ‌
LETTERBOXD​​​​‌ ‍ ​‍​‍‌‍ ‌ ​‍‌‍‍‌‌‍‌ ‌‍‍‌‌‍ ‍​‍​‍​ ‍‍​‍​‍‌ ​ ‌‍​‌‌‍ ‍‌‍‍‌‌ ‌​‌ ‍‌​‍ ‍‌‍‍‌‌‍ ​‍​‍​‍ ​​‍​‍‌‍‍​‌ ​‍‌‍‌‌‌‍‌‍​‍​‍​ ‍‍​‍​‍‌‍‍​‌ ‌​‌ ‌​‌ ​​‌ ​ ​ ‍‍​‍ ​‍ ‌ ‌‌‌‍ ‌‌‍​‍‌ ​‍‌‍‌‌‌‍ ​‌‍ ​‌‍​‌​‍ ‍‌ ​ ‌‍​‌‌‍ ‍‌‍‍‌‌ ‌​‌ ‍‌​‍ ‍‌ ​ ‌ ‌​‌ ‌‌‌‍‌​‌‍‍‌‌‍ ​‍ ‌‍‍‌‌‍ ‍‌ ‌​‌‍‌‌‌‍ ‍‌ ‌​​‍ ‌‍‌‌‌‍‌​‌‍‍‌‌ ‌​​‍ ‌‍ ‌‌‍ ‌‍‌​‌‍‌‌​ ‌‌ ​​‌ ​‍‌‍‌‌‌ ​ ‌‍‌‌‌‍ ‍‌ ‌​‌‍​‌‌ ‌​‌‍‍‌‌‍ ‌‍ ‍​ ‍ ‌‍‍‌‌‍‌​​ ‌‌ ​ ‌‍‍‌‌ ‌​‌‍‌‌‌‌​ ‌‍‌‌‌ ‌​‌ ‌​‌‍‍‌‌‍ ‍‌‍‌ ‌ ​ ​ ‍ ‌ ‌​‌ ‍‌‌ ​​‌‍‌‌​ ‌‌ ​ ‌‍‍‌‌ ‌​‌‍‌‌‌‌​ ‌‍‌‌‌ ‌​‌ ‌​‌‍‍‌‌‍ ‍‌‍‌ ‌ ​ ​ ‍ ‌ ​​‌‍​‌‌ ‌​‌‍‍​​ ‌‌ ​ ‌‍ ‌‍​ ‌‍‍‌‌‍​‌‌‍ ​‌​ ​‌‍‍‌‌‍ ‍‌‍‍ ‌ ​ ​‍‌‌​ ‌‌‌​​‍‌‌ ‌‍‍ ‌‍‌‌‌ ‍‌​‍‌‌​ ​ ‌​‌​​‍‌‌​ ​ ‌​‌​​‍‌‌​ ​‍​ ​‍​ ​‌‌‍​‌‌‍​‌​ ‍‌​ ‌‍​ ‌​​ ‌‌​ ‌ ​‍ ‌‌‍​ ​ ​‍‌‍‌​​ ‍​​‍ ‌​ ‌​​ ​‍​ ‍​‌‍​‌​‍ ‌‌‍​‌‌‍​‌​ ‌‌‌‍​‍​‍ ‌‌‍​ ​ ​ ​ ​‍‌‍​‍​ ‍​​ ​‌‌‍​‌​ ​‍​ ‌​​ ​‍​ ‌‌‌‍‌‍​‍‌‌​ ​‍​ ​‍​‍‌‌​ ‌‌‌​‌​​‍ ‍‌ ‌​‌‍‍‌‌ ‌​‌‍ ​‌‍‌‌​ ‌‍​‍‌‍​‌‌ ​ ‌‍‌‌‌‌‌‌‌ ​‍‌‍ ​​ ‌‌‍‍​‌ ‌​‌ ‌​‌ ​​‌ ​ ​‍‌‌​ ​ ‌​​‌​‍‌‌​ ​‍‌​‌‍​‍‌‌​ ​‍‌​‌‍‌ ‌‌‌‍ ‌‌‍​‍‌ ​‍‌‍‌‌‌‍ ​‌‍ ​‌‍​‌​‍ ‍‌ ​ ‌‍​‌‌‍ ‍‌‍‍‌‌ ‌​‌ ‍‌​‍ ‍‌ ​ ‌ ‌​‌ ‌‌‌‍‌​‌‍‍‌‌‍ ​‍‌‍‌‍‍‌‌‍‌​​ ‌‌ ​ ‌‍‍‌‌ ‌​‌‍‌‌‌‌​ ‌‍‌‌‌ ‌​‌ ‌​‌‍‍‌‌‍ ‍‌‍‌ ‌ ​ ​‍‌‍‌ ‌​‌ ‍‌‌ ​​‌‍‌‌​ ‌‌ ​ ‌‍‍‌‌ ‌​‌‍‌‌‌‌​ ‌‍‌‌‌ ‌​‌ ‌​‌‍‍‌‌‍ ‍‌‍‌ ‌ ​ ​‍‌‍‌ ​​‌‍​‌‌ ‌​‌‍‍​​ ‌‌ ​ ‌‍ ‌‍​ ‌‍‍‌‌‍​‌‌‍ ​‌​ ​‌‍‍‌‌‍ ‍‌‍‍ ‌ ​ ​‍‌‌​ ‌‌‌​​‍‌‌ ‌‍‍ ‌‍‌‌‌ ‍‌​‍‌‌​ ​ ‌​‌​​‍‌‌​ ​ ‌​‌​​‍‌‌​ ​‍​ ​‍​ ​‌‌‍​‌‌‍​‌​ ‍‌​ ‌‍​ ‌​​ ‌‌​ ‌ ​‍ ‌‌‍​ ​ ​‍‌‍‌​​ ‍​​‍ ‌​ ‌​​ ​‍​ ‍​‌‍​‌​‍ ‌‌‍​‌‌‍​‌​ ‌‌‌‍​‍​‍ ‌‌‍​ ​ ​ ​ ​‍‌‍​‍​ ‍​​ ​‌‌‍​‌​ ​‍​ ‌​​ ​‍​ ‌‌‌‍‌‍​‍‌‌​ ​‍​ ​‍​‍‌‌​ ‌‌‌​‌​​‍ ‍‌ ‌​‌‍‍‌‌ ‌​‌‍ ​‌‍‌‌​‍‌‍‌ ​​‌‍‌‌‌ ​‍‌ ​ ‌ ​​‌‍‌‌‌‍​ ‌ ‌​‌‍‍‌‌ ‌‍‌‍‌‌​ ‌‌ ​​‌ ‌‌‌‍​‍‌‍ ​‌‍‍‌‌ ​ ‌‍‍​‌‍‌‌‌‍‌​​‍​‍‌ ‌
YOUTUBE​​​​‌ ‍ ​‍​‍‌‍ ‌ ​‍‌‍‍‌‌‍‌ ‌‍‍‌‌‍ ‍​‍​‍​ ‍‍​‍​‍‌ ​ ‌‍​‌‌‍ ‍‌‍‍‌‌ ‌​‌ ‍‌​‍ ‍‌‍‍‌‌‍ ​‍​‍​‍ ​​‍​‍‌‍‍​‌ ​‍‌‍‌‌‌‍‌‍​‍​‍​ ‍‍​‍​‍‌‍‍​‌ ‌​‌ ‌​‌ ​​‌ ​ ​ ‍‍​‍ ​‍ ‌ ‌‌‌‍ ‌‌‍​‍‌ ​‍‌‍‌‌‌‍ ​‌‍ ​‌‍​‌​‍ ‍‌ ​ ‌‍​‌‌‍ ‍‌‍‍‌‌ ‌​‌ ‍‌​‍ ‍‌ ​ ‌ ‌​‌ ‌‌‌‍‌​‌‍‍‌‌‍ ​‍ ‌‍‍‌‌‍ ‍‌ ‌​‌‍‌‌‌‍ ‍‌ ‌​​‍ ‌‍‌‌‌‍‌​‌‍‍‌‌ ‌​​‍ ‌‍ ‌‌‍ ‌‍‌​‌‍‌‌​ ‌‌ ​​‌ ​‍‌‍‌‌‌ ​ ‌‍‌‌‌‍ ‍‌ ‌​‌‍​‌‌ ‌​‌‍‍‌‌‍ ‌‍ ‍​ ‍ ‌‍‍‌‌‍‌​​ ‌‌ ​ ‌‍‍‌‌ ‌​‌‍‌‌‌‌​ ‌‍‌‌‌ ‌​‌ ‌​‌‍‍‌‌‍ ‍‌‍‌ ‌ ​ ​ ‍ ‌ ‌​‌ ‍‌‌ ​​‌‍‌‌​ ‌‌ ​ ‌‍‍‌‌ ‌​‌‍‌‌‌‌​ ‌‍‌‌‌ ‌​‌ ‌​‌‍‍‌‌‍ ‍‌‍‌ ‌ ​ ​ ‍ ‌ ​​‌‍​‌‌ ‌​‌‍‍​​ ‌‌ ​ ‌‍ ‌‍​ ‌‍‍‌‌‍​‌‌‍ ​‌​ ​‌‍‍‌‌‍ ‍‌‍‍ ‌ ​ ​‍‌‌​ ‌‌‌​​‍‌‌ ‌‍‍ ‌‍‌‌‌ ‍‌​‍‌‌​ ​ ‌​‌​​‍‌‌​ ​ ‌​‌​​‍‌‌​ ​‍​ ​‍​ ‌​‌‍‌​​ ​‍‌‍‌‍​ ​ ‌‍‌​​ ​‍​ ​‌​‍ ‌‌‍​‍​ ‌​​ ​ ‌‍‌‍​‍ ‌​ ‌​​ ‌‍​ ​​​ ‌ ​‍ ‌‌‍​‌​ ‌‍​ ‌‌​ ‌​​‍ ‌​ ​​‌‍​ ‌‍‌‍​ ‌‍​ ‌‍​ ‍​​ ​ ​ ‌ ​ ​‌‌‍​‍​ ‌ ​ ‌‍​‍‌‌​ ​‍​ ​‍​‍‌‌​ ‌‌‌​‌​​‍ ‍‌ ‌​‌‍‍‌‌ ‌​‌‍ ​‌‍‌‌​ ‌‍​‍‌‍​‌‌ ​ ‌‍‌‌‌‌‌‌‌ ​‍‌‍ ​​ ‌‌‍‍​‌ ‌​‌ ‌​‌ ​​‌ ​ ​‍‌‌​ ​ ‌​​‌​‍‌‌​ ​‍‌​‌‍​‍‌‌​ ​‍‌​‌‍‌ ‌‌‌‍ ‌‌‍​‍‌ ​‍‌‍‌‌‌‍ ​‌‍ ​‌‍​‌​‍ ‍‌ ​ ‌‍​‌‌‍ ‍‌‍‍‌‌ ‌​‌ ‍‌​‍ ‍‌ ​ ‌ ‌​‌ ‌‌‌‍‌​‌‍‍‌‌‍ ​‍‌‍‌‍‍‌‌‍‌​​ ‌‌ ​ ‌‍‍‌‌ ‌​‌‍‌‌‌‌​ ‌‍‌‌‌ ‌​‌ ‌​‌‍‍‌‌‍ ‍‌‍‌ ‌ ​ ​‍‌‍‌ ‌​‌ ‍‌‌ ​​‌‍‌‌​ ‌‌ ​ ‌‍‍‌‌ ‌​‌‍‌‌‌‌​ ‌‍‌‌‌ ‌​‌ ‌​‌‍‍‌‌‍ ‍‌‍‌ ‌ ​ ​‍‌‍‌ ​​‌‍​‌‌ ‌​‌‍‍​​ ‌‌ ​ ‌‍ ‌‍​ ‌‍‍‌‌‍​‌‌‍ ​‌​ ​‌‍‍‌‌‍ ‍‌‍‍ ‌ ​ ​‍‌‌​ ‌‌‌​​‍‌‌ ‌‍‍ ‌‍‌‌‌ ‍‌​‍‌‌​ ​ ‌​‌​​‍‌‌​ ​ ‌​‌​​‍‌‌​ ​‍​ ​‍​ ‌​‌‍‌​​ ​‍‌‍‌‍​ ​ ‌‍‌​​ ​‍​ ​‌​‍ ‌‌‍​‍​ ‌​​ ​ ‌‍‌‍​‍ ‌​ ‌​​ ‌‍​ ​​​ ‌ ​‍ ‌‌‍​‌​ ‌‍​ ‌‌​ ‌​​‍ ‌​ ​​‌‍​ ‌‍‌‍​ ‌‍​ ‌‍​ ‍​​ ​ ​ ‌ ​ ​‌‌‍​‍​ ‌ ​ ‌‍​‍‌‌​ ​‍​ ​‍​‍‌‌​ ‌‌‌​‌​​‍ ‍‌ ‌​‌‍‍‌‌ ‌​‌‍ ​‌‍‌‌​‍‌‍‌ ​​‌‍‌‌‌ ​‍‌ ​ ‌ ​​‌‍‌‌‌‍​ ‌ ‌​‌‍‍‌‌ ‌‍‌‍‌‌​ ‌‌ ​​‌ ‌‌‌‍​‍‌‍ ​‌‍‍‌‌ ​ ‌‍‍​‌‍‌‌‌‍‌​​‍​‍‌ ‌
FACEBOOK​​​​‌ ‍ ​‍​‍‌‍ ‌ ​‍‌‍‍‌‌‍‌ ‌‍‍‌‌‍ ‍​‍​‍​ ‍‍​‍​‍‌ ​ ‌‍​‌‌‍ ‍‌‍‍‌‌ ‌​‌ ‍‌​‍ ‍‌‍‍‌‌‍ ​‍​‍​‍ ​​‍​‍‌‍‍​‌ ​‍‌‍‌‌‌‍‌‍​‍​‍​ ‍‍​‍​‍‌‍‍​‌ ‌​‌ ‌​‌ ​​‌ ​ ​ ‍‍​‍ ​‍ ‌ ‌‌‌‍ ‌‌‍​‍‌ ​‍‌‍‌‌‌‍ ​‌‍ ​‌‍​‌​‍ ‍‌ ​ ‌‍​‌‌‍ ‍‌‍‍‌‌ ‌​‌ ‍‌​‍ ‍‌ ​ ‌ ‌​‌ ‌‌‌‍‌​‌‍‍‌‌‍ ​‍ ‌‍‍‌‌‍ ‍‌ ‌​‌‍‌‌‌‍ ‍‌ ‌​​‍ ‌‍‌‌‌‍‌​‌‍‍‌‌ ‌​​‍ ‌‍ ‌‌‍ ‌‍‌​‌‍‌‌​ ‌‌ ​​‌ ​‍‌‍‌‌‌ ​ ‌‍‌‌‌‍ ‍‌ ‌​‌‍​‌‌ ‌​‌‍‍‌‌‍ ‌‍ ‍​ ‍ ‌‍‍‌‌‍‌​​ ‌‌ ​ ‌‍‍‌‌ ‌​‌‍‌‌‌‌​ ‌‍‌‌‌ ‌​‌ ‌​‌‍‍‌‌‍ ‍‌‍‌ ‌ ​ ​ ‍ ‌ ‌​‌ ‍‌‌ ​​‌‍‌‌​ ‌‌ ​ ‌‍‍‌‌ ‌​‌‍‌‌‌‌​ ‌‍‌‌‌ ‌​‌ ‌​‌‍‍‌‌‍ ‍‌‍‌ ‌ ​ ​ ‍ ‌ ​​‌‍​‌‌ ‌​‌‍‍​​ ‌‌ ​ ‌‍ ‌‍​ ‌‍‍‌‌‍​‌‌‍ ​‌​ ​‌‍‍‌‌‍ ‍‌‍‍ ‌ ​ ​‍‌‌​ ‌‌‌​​‍‌‌ ‌‍‍ ‌‍‌‌‌ ‍‌​‍‌‌​ ​ ‌​‌​​‍‌‌​ ​ ‌​‌​​‍‌‌​ ​‍​ ​‍‌‍​‌​ ​​​ ‍‌‌‍‌‍​ ​​‌‍​‌​ ‍​‌‍​‍​‍ ‌​ ‌ ​ ​ ‌‍​‍​ ‌​​‍ ‌​ ‌​‌‍​‍​ ​​​ ‌​​‍ ‌‌‍​‌​ ‍​​ ​​‌‍‌‍​‍ ‌​ ​‍​ ‌​​ ‍​​ ​​​ ‌‍‌‍‌​​ ​‌​ ‍​​ ‍‌‌‍‌​​ ‍‌‌‍​ ​‍‌‌​ ​‍​ ​‍​‍‌‌​ ‌‌‌​‌​​‍ ‍‌ ‌​‌‍‍‌‌ ‌​‌‍ ​‌‍‌‌​ ‌‍​‍‌‍​‌‌ ​ ‌‍‌‌‌‌‌‌‌ ​‍‌‍ ​​ ‌‌‍‍​‌ ‌​‌ ‌​‌ ​​‌ ​ ​‍‌‌​ ​ ‌​​‌​‍‌‌​ ​‍‌​‌‍​‍‌‌​ ​‍‌​‌‍‌ ‌‌‌‍ ‌‌‍​‍‌ ​‍‌‍‌‌‌‍ ​‌‍ ​‌‍​‌​‍ ‍‌ ​ ‌‍​‌‌‍ ‍‌‍‍‌‌ ‌​‌ ‍‌​‍ ‍‌ ​ ‌ ‌​‌ ‌‌‌‍‌​‌‍‍‌‌‍ ​‍‌‍‌‍‍‌‌‍‌​​ ‌‌ ​ ‌‍‍‌‌ ‌​‌‍‌‌‌‌​ ‌‍‌‌‌ ‌​‌ ‌​‌‍‍‌‌‍ ‍‌‍‌ ‌ ​ ​‍‌‍‌ ‌​‌ ‍‌‌ ​​‌‍‌‌​ ‌‌ ​ ‌‍‍‌‌ ‌​‌‍‌‌‌‌​ ‌‍‌‌‌ ‌​‌ ‌​‌‍‍‌‌‍ ‍‌‍‌ ‌ ​ ​‍‌‍‌ ​​‌‍​‌‌ ‌​‌‍‍​​ ‌‌ ​ ‌‍ ‌‍​ ‌‍‍‌‌‍​‌‌‍ ​‌​ ​‌‍‍‌‌‍ ‍‌‍‍ ‌ ​ ​‍‌‌​ ‌‌‌​​‍‌‌ ‌‍‍ ‌‍‌‌‌ ‍‌​‍‌‌​ ​ ‌​‌​​‍‌‌​ ​ ‌​‌​​‍‌‌​ ​‍​ ​‍‌‍​‌​ ​​​ ‍‌‌‍‌‍​ ​​‌‍​‌​ ‍​‌‍​‍​‍ ‌​ ‌ ​ ​ ‌‍​‍​ ‌​​‍ ‌​ ‌​‌‍​‍​ ​​​ ‌​​‍ ‌‌‍​‌​ ‍​​ ​​‌‍‌‍​‍ ‌​ ​‍​ ‌​​ ‍​​ ​​​ ‌‍‌‍‌​​ ​‌​ ‍​​ ‍‌‌‍‌​​ ‍‌‌‍​ ​‍‌‌​ ​‍​ ​‍​‍‌‌​ ‌‌‌​‌​​‍ ‍‌ ‌​‌‍‍‌‌ ‌​‌‍ ​‌‍‌‌​‍‌‍‌ ​​‌‍‌‌‌ ​‍‌ ​ ‌ ​​‌‍‌‌‌‍​ ‌ ‌​‌‍‍‌‌ ‌‍‌‍‌‌​ ‌‌ ​​‌ ‌‌‌‍​‍‌‍ ​‌‍‍‌‌ ​ ‌‍‍​‌‍‌‌‌‍‌​​‍​‍‌ ‌
X​​​​‌ ‍ ​‍​‍‌‍ ‌ ​‍‌‍‍‌‌‍‌ ‌‍‍‌‌‍ ‍​‍​‍​ ‍‍​‍​‍‌ ​ ‌‍​‌‌‍ ‍‌‍‍‌‌ ‌​‌ ‍‌​‍ ‍‌‍‍‌‌‍ ​‍​‍​‍ ​​‍​‍‌‍‍​‌ ​‍‌‍‌‌‌‍‌‍​‍​‍​ ‍‍​‍​‍‌‍‍​‌ ‌​‌ ‌​‌ ​​‌ ​ ​ ‍‍​‍ ​‍ ‌ ‌‌‌‍ ‌‌‍​‍‌ ​‍‌‍‌‌‌‍ ​‌‍ ​‌‍​‌​‍ ‍‌ ​ ‌‍​‌‌‍ ‍‌‍‍‌‌ ‌​‌ ‍‌​‍ ‍‌ ​ ‌ ‌​‌ ‌‌‌‍‌​‌‍‍‌‌‍ ​‍ ‌‍‍‌‌‍ ‍‌ ‌​‌‍‌‌‌‍ ‍‌ ‌​​‍ ‌‍‌‌‌‍‌​‌‍‍‌‌ ‌​​‍ ‌‍ ‌‌‍ ‌‍‌​‌‍‌‌​ ‌‌ ​​‌ ​‍‌‍‌‌‌ ​ ‌‍‌‌‌‍ ‍‌ ‌​‌‍​‌‌ ‌​‌‍‍‌‌‍ ‌‍ ‍​ ‍ ‌‍‍‌‌‍‌​​ ‌‌ ​ ‌‍‍‌‌ ‌​‌‍‌‌‌‌​ ‌‍‌‌‌ ‌​‌ ‌​‌‍‍‌‌‍ ‍‌‍‌ ‌ ​ ​ ‍ ‌ ‌​‌ ‍‌‌ ​​‌‍‌‌​ ‌‌ ​ ‌‍‍‌‌ ‌​‌‍‌‌‌‌​ ‌‍‌‌‌ ‌​‌ ‌​‌‍‍‌‌‍ ‍‌‍‌ ‌ ​ ​ ‍ ‌ ​​‌‍​‌‌ ‌​‌‍‍​​ ‌‌ ​ ‌‍ ‌‍​ ‌‍‍‌‌‍​‌‌‍ ​‌​ ​‌‍‍‌‌‍ ‍‌‍‍ ‌ ​ ​‍‌‌​ ‌‌‌​​‍‌‌ ‌‍‍ ‌‍‌‌‌ ‍‌​‍‌‌​ ​ ‌​‌​​‍‌‌​ ​ ‌​‌​​‍‌‌​ ​‍​ ​‍‌‍​‌‌‍‌‌​ ‍​‌‍‌‌​ ‌​‌‍‌​‌‍‌‌​ ​‍​‍ ‌‌‍​ ​ ‍‌‌‍‌‌​ ‍​​‍ ‌​ ‌​‌‍​‍​ ​‌​ ​ ​‍ ‌‌‍​‍‌‍‌​​ ​‌​ ‍​​‍ ‌‌‍‌‌‌‍​ ‌‍‌‍‌‍‌​‌‍​ ​ ‍‌​ ‌ ‌‍‌‌‌‍​ ​ ​‌​ ‌ ​ ‌ ​‍‌‌​ ​‍​ ​‍​‍‌‌​ ‌‌‌​‌​​‍ ‍‌ ‌​‌‍‍‌‌ ‌​‌‍ ​‌‍‌‌​ ‌‍​‍‌‍​‌‌ ​ ‌‍‌‌‌‌‌‌‌ ​‍‌‍ ​​ ‌‌‍‍​‌ ‌​‌ ‌​‌ ​​‌ ​ ​‍‌‌​ ​ ‌​​‌​‍‌‌​ ​‍‌​‌‍​‍‌‌​ ​‍‌​‌‍‌ ‌‌‌‍ ‌‌‍​‍‌ ​‍‌‍‌‌‌‍ ​‌‍ ​‌‍​‌​‍ ‍‌ ​ ‌‍​‌‌‍ ‍‌‍‍‌‌ ‌​‌ ‍‌​‍ ‍‌ ​ ‌ ‌​‌ ‌‌‌‍‌​‌‍‍‌‌‍ ​‍‌‍‌‍‍‌‌‍‌​​ ‌‌ ​ ‌‍‍‌‌ ‌​‌‍‌‌‌‌​ ‌‍‌‌‌ ‌​‌ ‌​‌‍‍‌‌‍ ‍‌‍‌ ‌ ​ ​‍‌‍‌ ‌​‌ ‍‌‌ ​​‌‍‌‌​ ‌‌ ​ ‌‍‍‌‌ ‌​‌‍‌‌‌‌​ ‌‍‌‌‌ ‌​‌ ‌​‌‍‍‌‌‍ ‍‌‍‌ ‌ ​ ​‍‌‍‌ ​​‌‍​‌‌ ‌​‌‍‍​​ ‌‌ ​ ‌‍ ‌‍​ ‌‍‍‌‌‍​‌‌‍ ​‌​ ​‌‍‍‌‌‍ ‍‌‍‍ ‌ ​ ​‍‌‌​ ‌‌‌​​‍‌‌ ‌‍‍ ‌‍‌‌‌ ‍‌​‍‌‌​ ​ ‌​‌​​‍‌‌​ ​ ‌​‌​​‍‌‌​ ​‍​ ​‍‌‍​‌‌‍‌‌​ ‍​‌‍‌‌​ ‌​‌‍‌​‌‍‌‌​ ​‍​‍ ‌‌‍​ ​ ‍‌‌‍‌‌​ ‍​​‍ ‌​ ‌​‌‍​‍​ ​‌​ ​ ​‍ ‌‌‍​‍‌‍‌​​ ​‌​ ‍​​‍ ‌‌‍‌‌‌‍​ ‌‍‌‍‌‍‌​‌‍​ ​ ‍‌​ ‌ ‌‍‌‌‌‍​ ​ ​‌​ ‌ ​ ‌ ​‍‌‌​ ​‍​ ​‍​‍‌‌​ ‌‌‌​‌​​‍ ‍‌ ‌​‌‍‍‌‌ ‌​‌‍ ​‌‍‌‌​‍‌‍‌ ​​‌‍‌‌‌ ​‍‌ ​ ‌ ​​‌‍‌‌‌‍​ ‌ ‌​‌‍‍‌‌ ‌‍‌‍‌‌​ ‌‌ ​​‌ ‌‌‌‍​‍‌‍ ​‌‍‍‌‌ ​ ‌‍‍​‌‍‌‌‌‍‌​​‍​‍‌ ‌
BROLLIE​​​​‌ ‍ ​‍​‍‌‍ ‌ ​‍‌‍‍‌‌‍‌ ‌‍‍‌‌‍ ‍​‍​‍​ ‍‍​‍​‍‌ ​ ‌‍​‌‌‍ ‍‌‍‍‌‌ ‌​‌ ‍‌​‍ ‍‌‍‍‌‌‍ ​‍​‍​‍ ​​‍​‍‌‍‍​‌ ​‍‌‍‌‌‌‍‌‍​‍​‍​ ‍‍​‍​‍‌‍‍​‌ ‌​‌ ‌​‌ ​​‌ ​ ​ ‍‍​‍ ​‍ ‌ ‌‌‌‍ ‌‌‍​‍‌ ​‍‌‍‌‌‌‍ ​‌‍ ​‌‍​‌​‍ ‍‌ ​ ‌‍​‌‌‍ ‍‌‍‍‌‌ ‌​‌ ‍‌​‍ ‍‌ ​ ‌ ‌​‌ ‌‌‌‍‌​‌‍‍‌‌‍ ​‍ ‌‍‍‌‌‍ ‍‌ ‌​‌‍‌‌‌‍ ‍‌ ‌​​‍ ‌‍‌‌‌‍‌​‌‍‍‌‌ ‌​​‍ ‌‍ ‌‌‍ ‌‍‌​‌‍‌‌​ ‌‌ ​​‌ ​‍‌‍‌‌‌ ​ ‌‍‌‌‌‍ ‍‌ ‌​‌‍​‌‌ ‌​‌‍‍‌‌‍ ‌‍ ‍​ ‍ ‌‍‍‌‌‍‌​​ ‌‌ ​ ‌‍‍‌‌ ‌​‌‍‌‌‌‌​ ‌‍‌‌‌ ‌​‌ ‌​‌‍‍‌‌‍ ‍‌‍‌ ‌ ​ ​ ‍ ‌ ‌​‌ ‍‌‌ ​​‌‍‌‌​ ‌‌ ​ ‌‍‍‌‌ ‌​‌‍‌‌‌‌​ ‌‍‌‌‌ ‌​‌ ‌​‌‍‍‌‌‍ ‍‌‍‌ ‌ ​ ​ ‍ ‌ ​​‌‍​‌‌ ‌​‌‍‍​​ ‌‌‍‌‌‌ ‍​‌ ‌​‌‍‌‌‌ ​‍‌‍ ‍‌‍​‌‌‍ ​‌​ ​‌‍‍‌‌‍ ‍‌‍‍ ‌ ​ ​‍‌‌​ ‌‌‌​​‍‌‌ ‌‍‍ ‌‍‌‌‌ ‍‌​‍‌‌​ ​ ‌​‌​​‍‌‌​ ​ ‌​‌​​‍‌‌​ ​‍​ ​‍​ ‌ ​ ‌​‌‍​‌​ ‌ ​ ​ ​ ‌‍​ ‍​​ ‌‌​‍ ‌‌‍‌‌​ ​‌​ ‍​​ ‍‌​‍ ‌​ ‌​​ ‌‍​ ​‌​ ​​​‍ ‌‌‍​‍‌‍​ ​ ​‌​ ​‌​‍ ‌​ ​ ​ ‌ ‌‍‌​​ ​​‌‍​ ​ ​‍​ ‌ ​ ​‌​ ​‌‌‍‌​​ ‌‍​ ‌​​‍‌‌​ ​‍​ ​‍​‍‌‌​ ‌‌‌​‌​​‍ ‍‌ ‌​‌‍‍‌‌ ‌​‌‍ ​‌‍‌‌​ ‌‍​‍‌‍​‌‌ ​ ‌‍‌‌‌‌‌‌‌ ​‍‌‍ ​​ ‌‌‍‍​‌ ‌​‌ ‌​‌ ​​‌ ​ ​‍‌‌​ ​ ‌​​‌​‍‌‌​ ​‍‌​‌‍​‍‌‌​ ​‍‌​‌‍‌ ‌‌‌‍ ‌‌‍​‍‌ ​‍‌‍‌‌‌‍ ​‌‍ ​‌‍​‌​‍ ‍‌ ​ ‌‍​‌‌‍ ‍‌‍‍‌‌ ‌​‌ ‍‌​‍ ‍‌ ​ ‌ ‌​‌ ‌‌‌‍‌​‌‍‍‌‌‍ ​‍‌‍‌‍‍‌‌‍‌​​ ‌‌ ​ ‌‍‍‌‌ ‌​‌‍‌‌‌‌​ ‌‍‌‌‌ ‌​‌ ‌​‌‍‍‌‌‍ ‍‌‍‌ ‌ ​ ​‍‌‍‌ ‌​‌ ‍‌‌ ​​‌‍‌‌​ ‌‌ ​ ‌‍‍‌‌ ‌​‌‍‌‌‌‌​ ‌‍‌‌‌ ‌​‌ ‌​‌‍‍‌‌‍ ‍‌‍‌ ‌ ​ ​‍‌‍‌ ​​‌‍​‌‌ ‌​‌‍‍​​ ‌‌‍‌‌‌ ‍​‌ ‌​‌‍‌‌‌ ​‍‌‍ ‍‌‍​‌‌‍ ​‌​ ​‌‍‍‌‌‍ ‍‌‍‍ ‌ ​ ​‍‌‌​ ‌‌‌​​‍‌‌ ‌‍‍ ‌‍‌‌‌ ‍‌​‍‌‌​ ​ ‌​‌​​‍‌‌​ ​ ‌​‌​​‍‌‌​ ​‍​ ​‍​ ‌ ​ ‌​‌‍​‌​ ‌ ​ ​ ​ ‌‍​ ‍​​ ‌‌​‍ ‌‌‍‌‌​ ​‌​ ‍​​ ‍‌​‍ ‌​ ‌​​ ‌‍​ ​‌​ ​​​‍ ‌‌‍​‍‌‍​ ​ ​‌​ ​‌​‍ ‌​ ​ ​ ‌ ‌‍‌​​ ​​‌‍​ ​ ​‍​ ‌ ​ ​‌​ ​‌‌‍‌​​ ‌‍​ ‌​​‍‌‌​ ​‍​ ​‍​‍‌‌​ ‌‌‌​‌​​‍ ‍‌ ‌​‌‍‍‌‌ ‌​‌‍ ​‌‍‌‌​‍‌‍‌ ​​‌‍‌‌‌ ​‍‌ ​ ‌ ​​‌‍‌‌‌‍​ ‌ ‌​‌‍‍‌‌ ‌‍‌‍‌‌​ ‌‌ ​​‌ ‌‌‌‍​‍‌‍ ​‌‍‍‌‌ ​ ‌‍‍​‌‍‌‌‌‍‌​​‍​‍‌ ‌ ↗
SANCTUARY PICTURES​​​​‌ ‍ ​‍​‍‌‍ ‌ ​‍‌‍‍‌‌‍‌ ‌‍‍‌‌‍ ‍​‍​‍​ ‍‍​‍​‍‌ ​ ‌‍​‌‌‍ ‍‌‍‍‌‌ ‌​‌ ‍‌​‍ ‍‌‍‍‌‌‍ ​‍​‍​‍ ​​‍​‍‌‍‍​‌ ​‍‌‍‌‌‌‍‌‍​‍​‍​ ‍‍​‍​‍‌‍‍​‌ ‌​‌ ‌​‌ ​​‌ ​ ​ ‍‍​‍ ​‍ ‌ ‌‌‌‍ ‌‌‍​‍‌ ​‍‌‍‌‌‌‍ ​‌‍ ​‌‍​‌​‍ ‍‌ ​ ‌‍​‌‌‍ ‍‌‍‍‌‌ ‌​‌ ‍‌​‍ ‍‌ ​ ‌ ‌​‌ ‌‌‌‍‌​‌‍‍‌‌‍ ​‍ ‌‍‍‌‌‍ ‍‌ ‌​‌‍‌‌‌‍ ‍‌ ‌​​‍ ‌‍‌‌‌‍‌​‌‍‍‌‌ ‌​​‍ ‌‍ ‌‌‍ ‌‍‌​‌‍‌‌​ ‌‌ ​​‌ ​‍‌‍‌‌‌ ​ ‌‍‌‌‌‍ ‍‌ ‌​‌‍​‌‌ ‌​‌‍‍‌‌‍ ‌‍ ‍​ ‍ ‌‍‍‌‌‍‌​​ ‌‌ ​ ‌‍‍‌‌ ‌​‌‍‌‌‌‌​ ‌‍‌‌‌ ‌​‌ ‌​‌‍‍‌‌‍ ‍‌‍‌ ‌ ​ ​ ‍ ‌ ‌​‌ ‍‌‌ ​​‌‍‌‌​ ‌‌ ​ ‌‍‍‌‌ ‌​‌‍‌‌‌‌​ ‌‍‌‌‌ ‌​‌ ‌​‌‍‍‌‌‍ ‍‌‍‌ ‌ ​ ​ ‍ ‌ ​​‌‍​‌‌ ‌​‌‍‍​​ ‌‌‍‌‌‌ ‍​‌ ‌​‌‍‌‌‌ ​‍‌‍ ‍‌‍​‌‌‍ ​‌​ ​‌‍‍‌‌‍ ‍‌‍‍ ‌ ​ ​‍‌‌​ ‌‌‌​​‍‌‌ ‌‍‍ ‌‍‌‌‌ ‍‌​‍‌‌​ ​ ‌​‌​​‍‌‌​ ​ ‌​‌​​‍‌‌​ ​‍​ ​‍​ ‍​‌‍​‌​ ‍​​ ‍​‌‍​‍​ ​ ​ ​‍​ ‌​​‍ ‌‌‍‌‍​ ‍‌‌‍​‌‌‍​ ​‍ ‌​ ‌​‌‍​‍​ ​ ‌‍​‌​‍ ‌​ ‍‌‌‍‌‍​ ‌​​ ‍‌​‍ ‌​ ‌ ‌‍​‌​ ​​​ ‌ ​ ‍​​ ‌‌‌‍​‌​ ​‍‌‍‌‌​ ‌ ‌‍​‍​ ‌ ​‍‌‌​ ​‍​ ​‍​‍‌‌​ ‌‌‌​‌​​‍ ‍‌ ‌​‌‍‍‌‌ ‌​‌‍ ​‌‍‌‌​ ‌‍​‍‌‍​‌‌ ​ ‌‍‌‌‌‌‌‌‌ ​‍‌‍ ​​ ‌‌‍‍​‌ ‌​‌ ‌​‌ ​​‌ ​ ​‍‌‌​ ​ ‌​​‌​‍‌‌​ ​‍‌​‌‍​‍‌‌​ ​‍‌​‌‍‌ ‌‌‌‍ ‌‌‍​‍‌ ​‍‌‍‌‌‌‍ ​‌‍ ​‌‍​‌​‍ ‍‌ ​ ‌‍​‌‌‍ ‍‌‍‍‌‌ ‌​‌ ‍‌​‍ ‍‌ ​ ‌ ‌​‌ ‌‌‌‍‌​‌‍‍‌‌‍ ​‍‌‍‌‍‍‌‌‍‌​​ ‌‌ ​ ‌‍‍‌‌ ‌​‌‍‌‌‌‌​ ‌‍‌‌‌ ‌​‌ ‌​‌‍‍‌‌‍ ‍‌‍‌ ‌ ​ ​‍‌‍‌ ‌​‌ ‍‌‌ ​​‌‍‌‌​ ‌‌ ​ ‌‍‍‌‌ ‌​‌‍‌‌‌‌​ ‌‍‌‌‌ ‌​‌ ‌​‌‍‍‌‌‍ ‍‌‍‌ ‌ ​ ​‍‌‍‌ ​​‌‍​‌‌ ‌​‌‍‍​​ ‌‌‍‌‌‌ ‍​‌ ‌​‌‍‌‌‌ ​‍‌‍ ‍‌‍​‌‌‍ ​‌​ ​‌‍‍‌‌‍ ‍‌‍‍ ‌ ​ ​‍‌‌​ ‌‌‌​​‍‌‌ ‌‍‍ ‌‍‌‌‌ ‍‌​‍‌‌​ ​ ‌​‌​​‍‌‌​ ​ ‌​‌​​‍‌‌​ ​‍​ ​‍​ ‍​‌‍​‌​ ‍​​ ‍​‌‍​‍​ ​ ​ ​‍​ ‌​​‍ ‌‌‍‌‍​ ‍‌‌‍​‌‌‍​ ​‍ ‌​ ‌​‌‍​‍​ ​ ‌‍​‌​‍ ‌​ ‍‌‌‍‌‍​ ‌​​ ‍‌​‍ ‌​ ‌ ‌‍​‌​ ​​​ ‌ ​ ‍​​ ‌‌‌‍​‌​ ​‍‌‍‌‌​ ‌ ‌‍​‍​ ‌ ​‍‌‌​ ​‍​ ​‍​‍‌‌​ ‌‌‌​‌​​‍ ‍‌ ‌​‌‍‍‌‌ ‌​‌‍ ​‌‍‌‌​‍‌‍‌ ​​‌‍‌‌‌ ​‍‌ ​ ‌ ​​‌‍‌‌‌‍​ ‌ ‌​‌‍‍‌‌ ‌‍‌‍‌‌​ ‌‌ ​​‌ ‌‌‌‍​‍‌‍ ​‌‍‍‌‌ ​ ‌‍‍​‌‍‌‌‌‍‌​​‍​‍‌ ‌ ↗
DESIGN BY STUDIO BRAVE
© 2026 UMBRELLA ENTERTAINMENT PTY LTD